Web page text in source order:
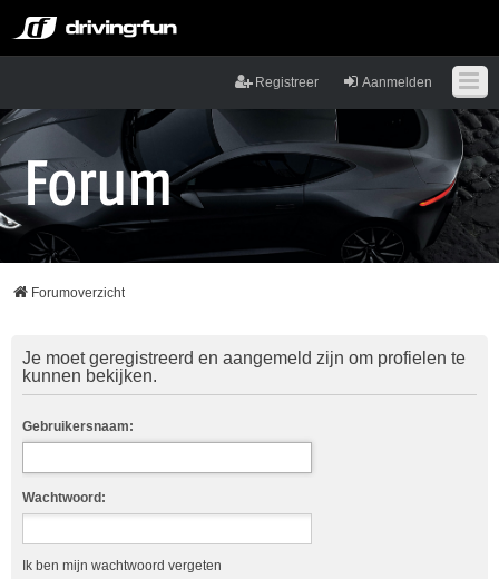
Aanmelden
Registreer
Forumoverzicht
Je moet geregistreerd en aangemeld zijn om profielen te
kunnen bekijken.
Gebruikersnaam:
Wachtwoord:
Ik ben mijn wachtwoord vergeten